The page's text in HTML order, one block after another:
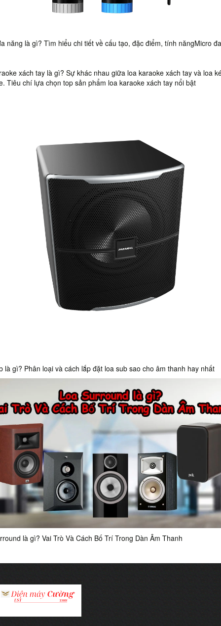
năng là gì? Tìm hiểu chi tiết về cấu tạo, đặc điểm, tính năngMicro
xách tay là gì? Sự khác nhau giữa loa karaoke xách tay và loa
Tiêu chí lựa chọn top sản phẩm loa karaoke xách tay nổi bật
là gì? Phân loại và cách lắp đặt loa sub sao cho âm thanh hay nhất
là gì? Vai Trò Và Cách Bố Trí Trong Dàn Âm Thanh